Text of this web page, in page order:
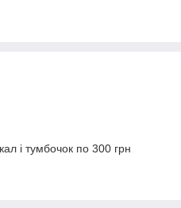
і тумбочок по 300 грн